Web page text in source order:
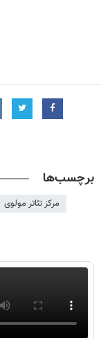
برچسب‌ها
مرکز تئاتر مولوی